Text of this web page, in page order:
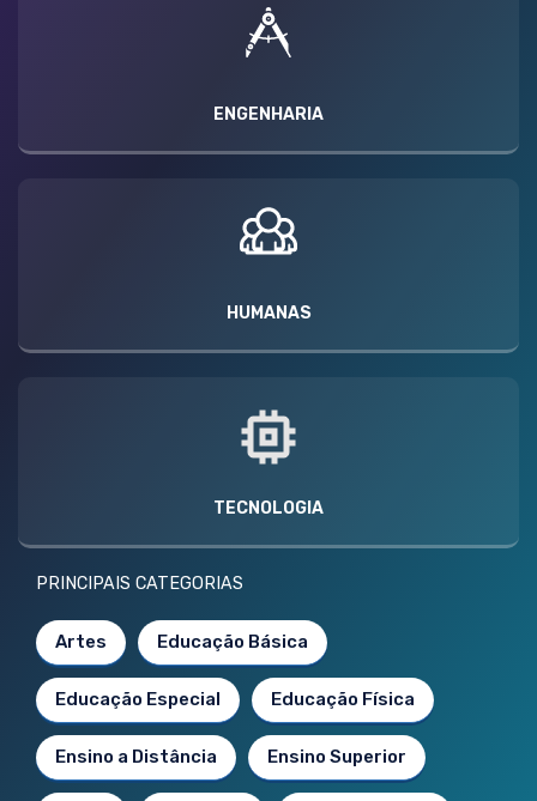
ENGENHARIA
HUMANAS
TECNOLOGIA
PRINCIPAIS CATEGORIAS
Artes Educação Básica
Educação Especial Educação Física
Ensino a Distância Ensino Superior